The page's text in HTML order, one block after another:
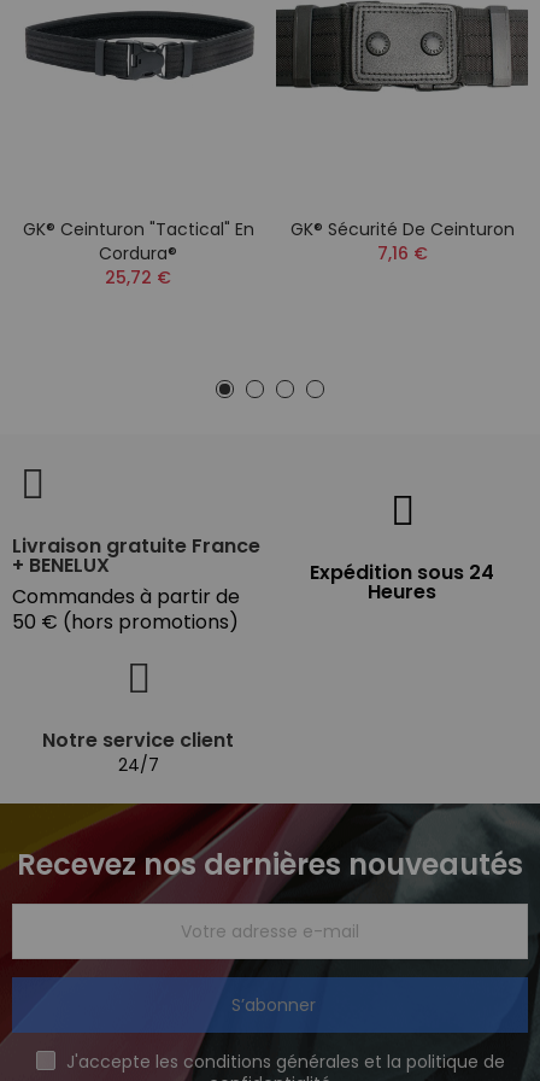
GK® Ceinturon "Tactical" En
Cordura®
25,72 €
GK® Sécurité De Ceinturon
7,16 €
Livraison gratuite France
+ BENELUX
Commandes à partir de
50 € (hors promotions)
Expédition sous 24
Heures
Notre service client
24/7
Recevez nos dernières nouveautés
S’abonner
J'accepte les conditions générales et la politique de